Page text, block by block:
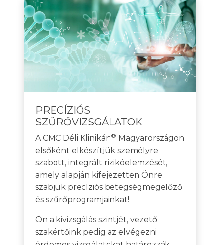
PRECÍZIÓS
SZŰRŐVIZSGÁLATOK
A CMC Déli Klinikán® Magyarországon
elsőként elkészítjük személyre
szabott, integrált rizikóelemzését,
amely alapján kifejezetten Önre
szabjuk precíziós betegségmegelőző
és szűrőprogramjainkat!
Ön a kivizsgálás szintjét, vezető
szakértőink pedig az elvégezni